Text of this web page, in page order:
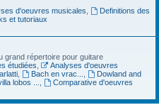
d'oeuvres musicales
Definitions des
et tutoriaux
grand répertoire pour guitare
étudiées
Analyses d'oeuvres
, Bach en vrac...
Dowland and
lobos ...
Comparative d'oeuvres